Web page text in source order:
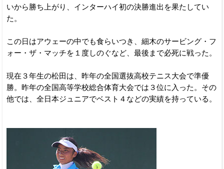
いから勝ち上がり、インターハイ初の決勝進出を果たしてい
た。
この日はアウェーの中でも食らいつき、細木のサービング・フ
ォー・ザ・マッチを１度しのぐなど、最後まで必死に戦った。
現在３年生の松田は、昨年の全国選抜高校テニス大会で準優
勝。昨年の全国高等学校総合体育大会では３位に入った。その
他では、全日本ジュニアでベスト４などの実績を持っている。